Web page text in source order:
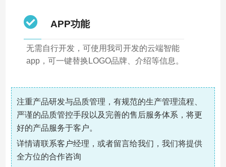
APP功能
无需自行开发，可使用我司开发的云端智能
app，可一键替换LOGO品牌、介绍等信息。
注重产品研发与品质管理，有规范的生产管理流程、
严谨的品质管控手段以及完善的售后服务体系，将更
好的产品服务于客户。
详情请联系客户经理，或者留言给我们，我们将提供
全方位的合作咨询